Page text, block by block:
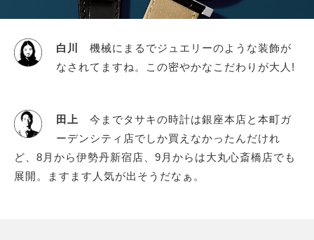
白川
機械にまるでジュエリーのような装飾が
なされてますね。この密やかなこだわりが大人!
田上
今までタサキの時計は銀座本店と本町ガ
ーデンシティ店でしか買えなかったんだけれ
ど、8月から伊勢丹新宿店、9月からは大丸心斎橋店でも
展開。ますます人気が出そうだなぁ。